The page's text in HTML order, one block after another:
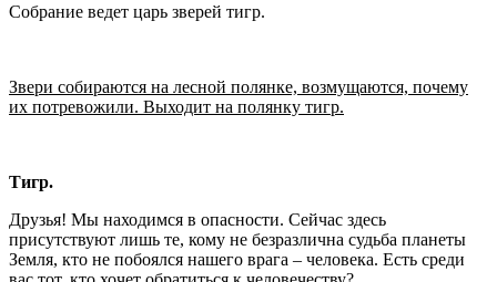
Собрание ведет царь зверей тигр.
Звери собираются на лесной полянке, возмущаются, почему
их потревожили. Выходит на полянку тигр.
Тигр.
Друзья! Мы находимся в опасности. Сейчас здесь
присутствуют лишь те, кому не безразлична судьба планеты
Земля, кто не побоялся нашего врага – человека. Есть среди